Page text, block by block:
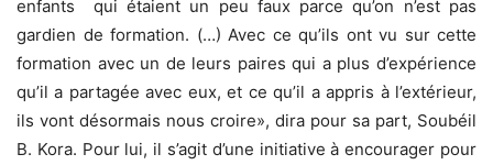
enfants qui étaient un peu faux parce qu’on n’est pas
gardien de formation. (…) Avec ce qu’ils ont vu sur cette
formation avec un de leurs paires qui a plus d’expérience
qu’il a partagée avec eux, et ce qu’il a appris à l’extérieur,
ils vont désormais nous croire», dira pour sa part, Soubéil
B. Kora. Pour lui, il s’agit d’une initiative à encourager pour